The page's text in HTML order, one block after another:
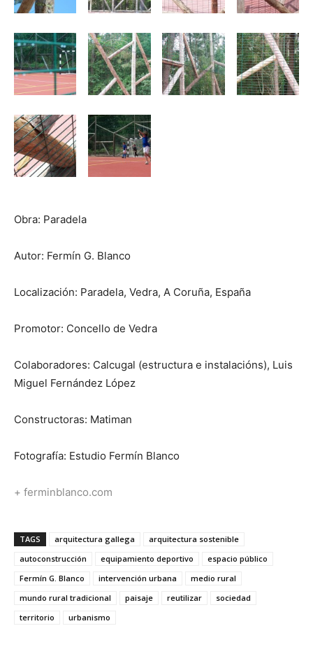
Obra: Paradela
Autor: Fermín G. Blanco
Localización: Paradela, Vedra, A Coruña, España
Promotor: Concello de Vedra
Colaboradores: Calcugal (estructura e instalacións), Luis
Miguel Fernández López
Constructoras: Matiman
Fotografía: Estudio Fermín Blanco
+ ferminblanco.com
TAGS arquitectura gallega
arquitectura sostenible
autoconstrucción
equipamiento deportivo
espacio público
Fermín G. Blanco
intervención urbana
medio rural
mundo rural tradicional
paisaje reutilizar
sociedad
territorio
urbanismo